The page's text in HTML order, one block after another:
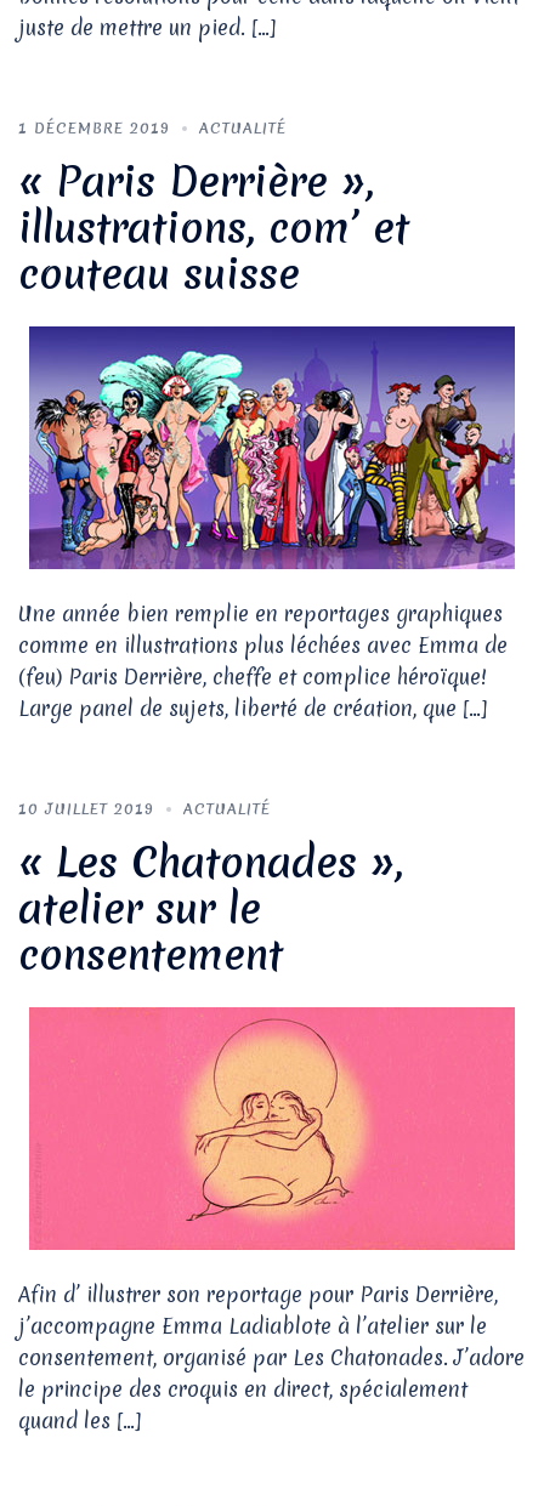
juste de mettre un pied. […]
1 DÉCEMBRE 2019 ACTUALITÉ
« Paris Derrière »,
illustrations, com’ et
couteau suisse
Une année bien remplie en reportages graphiques
comme en illustrations plus léchées avec Emma de
(feu) Paris Derrière, cheffe et complice héroïque!
Large panel de sujets, liberté de création, que […]
10 JUILLET 2019 ACTUALITÉ
« Les Chatonades »,
atelier sur le
consentement
Afin d’ illustrer son reportage pour Paris Derrière,
j’accompagne Emma Ladiablote à l’atelier sur le
consentement, organisé par Les Chatonades. J’adore
le principe des croquis en direct, spécialement
quand les […]